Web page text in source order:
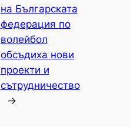
на Българската
федерация по
волейбол
обсъдиха нови
проекти и
сътрудничество
→